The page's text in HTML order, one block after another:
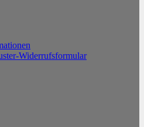
Widerrufsformular